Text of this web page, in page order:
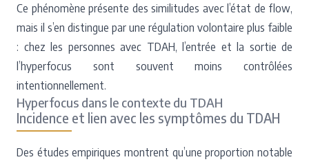
Ce phénomène présente des similitudes avec l’état de flow,
mais il s’en distingue par une régulation volontaire plus faible
: chez les personnes avec TDAH, l’entrée et la sortie de
l’hyperfocus sont souvent moins contrôlées
intentionnellement.
Hyperfocus dans le contexte du TDAH
Incidence et lien avec les symptômes du TDAH
Des études empiriques montrent qu’une proportion notable